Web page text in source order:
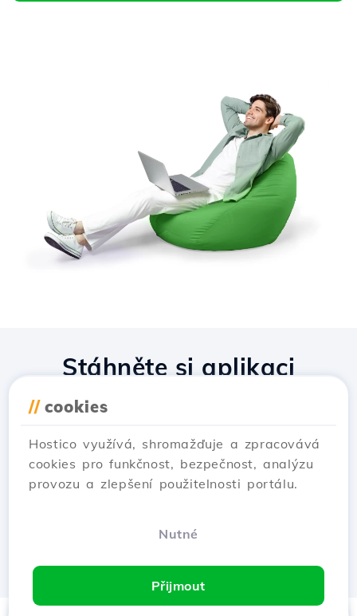
// cookies
Hostico využívá, shromažďuje a zpracovává
cookies pro funkčnost, bezpečnost, analýzu
provozu a zlepšení použitelnosti portálu.
Nutné
Přijmout
Stáhněte si aplikaci